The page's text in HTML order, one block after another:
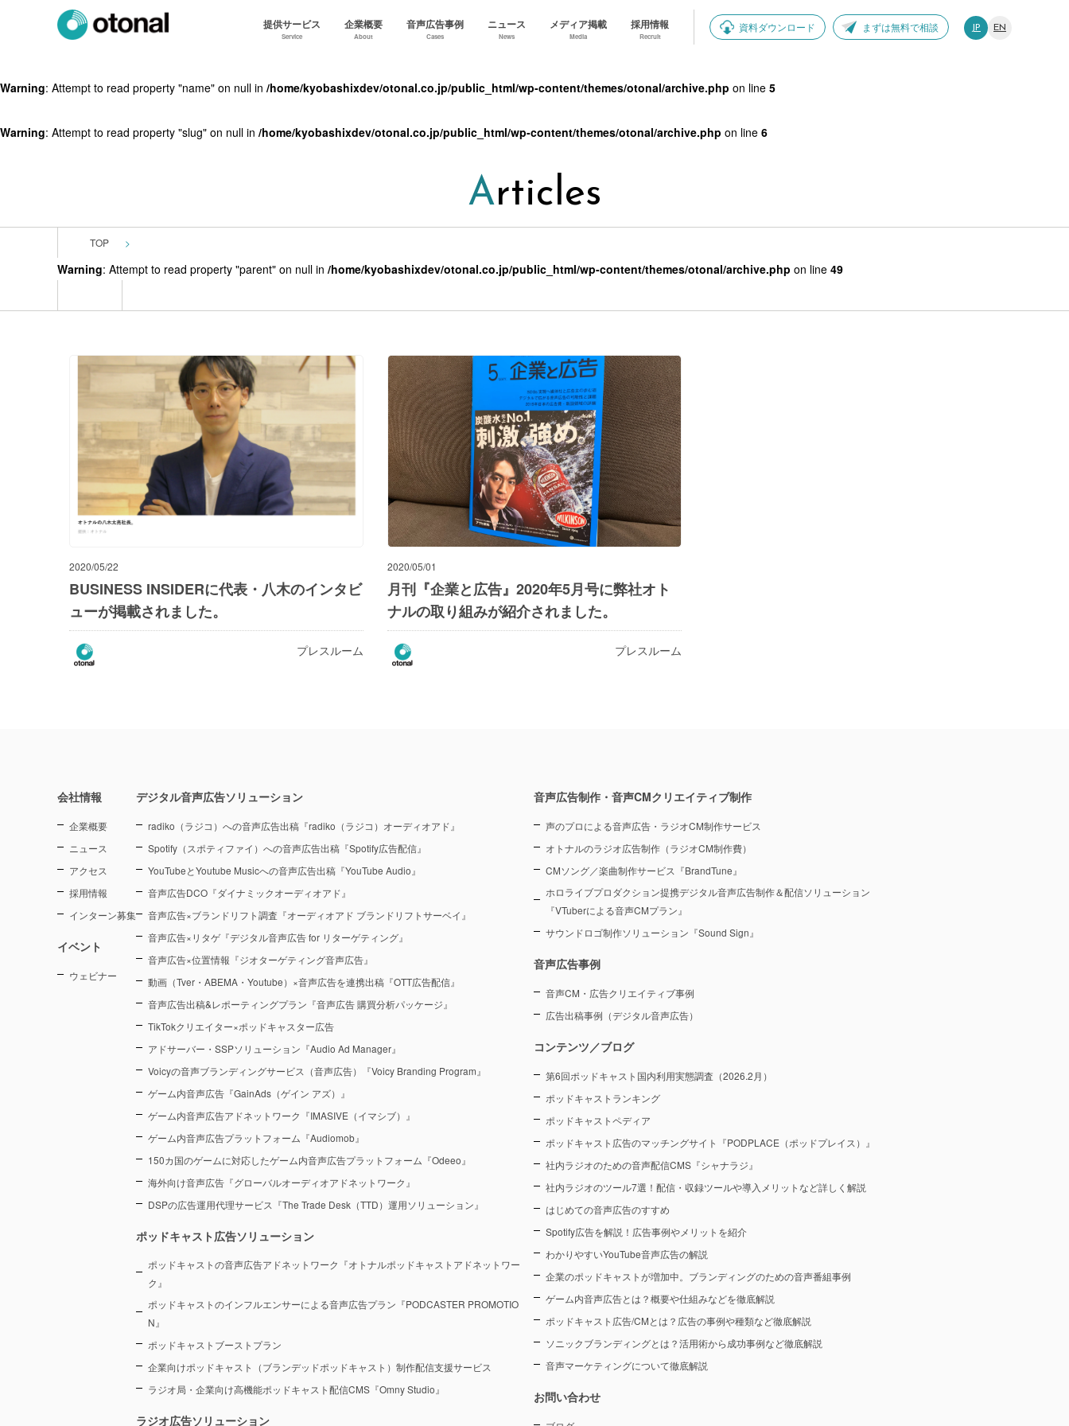
提供サービス
Service
企業概要
About
音声広告事例
Cases
ニュース
News
メディア掲載
Media
採用情報
Recruit
資料ダウンロード まずは無料で相談 JP EN
Warning: Attempt to read property "name" on null in /home/kyobashixdev/otonal.co.jp/public_html/wp-content/themes/otonal/archive.php on line 5
Warning: Attempt to read property "slug" on null in /home/kyobashixdev/otonal.co.jp/public_html/wp-content/themes/otonal/archive.php on line 6
Articles
TOP
Warning: Attempt to read property "parent" on null in /home/kyobashixdev/otonal.co.jp/public_html/wp-content/themes/otonal/archive.php on line 49
2020/05/22
BUSINESS INSIDERに代表・八木のインタビ
ューが掲載されました。
プレスルーム
2020/05/01
月刊『企業と広告』2020年5月号に弊社オト
ナルの取り組みが紹介されました。
プレスルーム
会社情報
企業概要
ニュース
アクセス
採用情報
インターン募集
イベント
ウェビナー
デジタル音声広告ソリューション
radiko（ラジコ）への音声広告出稿『radiko（ラジコ）オーディオアド』
Spotify（スポティファイ）への音声広告出稿『Spotify広告配信』
YouTubeとYoutube Musicへの音声広告出稿『YouTube Audio』
音声広告DCO『ダイナミックオーディオアド』
音声広告×ブランドリフト調査『オーディオアド ブランドリフトサーベイ』
音声広告×リタゲ『デジタル音声広告 for リターゲティング』
音声広告×位置情報『ジオターゲティング音声広告』
動画（Tver・ABEMA・Youtube）×音声広告を連携出稿『OTT広告配信』
音声広告出稿&レポーティングプラン『音声広告 購買分析パッケージ』
TikTokクリエイター×ポッドキャスター広告
アドサーバー・SSPソリューション『Audio Ad Manager』
Voicyの音声ブランディングサービス（音声広告）『Voicy Branding Program』
ゲーム内音声広告『GainAds（ゲイン アズ）』
ゲーム内音声広告アドネットワーク『IMASIVE（イマシブ）』
ゲーム内音声広告プラットフォーム『Audiomob』
150カ国のゲームに対応したゲーム内音声広告プラットフォーム『Odeeo』
海外向け音声広告『グローバルオーディオアドネットワーク』
DSPの広告運用代理サービス『The Trade Desk（TTD）運用ソリューション』
ポッドキャスト広告ソリューション
ポッドキャストの音声広告アドネットワーク『オトナルポッドキャストアドネットワー
ク』
ポッドキャストのインフルエンサーによる音声広告プラン『PODCASTER PROMOTIO
N』
ポッドキャストブーストプラン
企業向けポッドキャスト（ブランデッドポッドキャスト）制作配信支援サービス
ラジオ局・企業向け高機能ポッドキャスト配信CMS『Omny Studio』
ラジオ広告ソリューション
音声広告制作・音声CMクリエイティブ制作
声のプロによる音声広告・ラジオCM制作サービス
オトナルのラジオ広告制作（ラジオCM制作費）
CMソング／楽曲制作サービス『BrandTune』
ホロライブプロダクション提携デジタル音声広告制作＆配信ソリューション
『VTuberによる音声CMプラン』
サウンドロゴ制作ソリューション『Sound Sign』
音声広告事例
音声CM・広告クリエイティブ事例
広告出稿事例（デジタル音声広告）
コンテンツ／ブログ
第6回ポッドキャスト国内利用実態調査（2026.2月）
ポッドキャストランキング
ポッドキャストペディア
ポッドキャスト広告のマッチングサイト『PODPLACE（ポッドプレイス）』
社内ラジオのための音声配信CMS『シャナラジ』
社内ラジオのツール7選！配信・収録ツールや導入メリットなど詳しく解説
はじめての音声広告のすすめ
Spotify広告を解説！広告事例やメリットを紹介
わかりやすいYouTube音声広告の解説
企業のポッドキャストが増加中。ブランディングのための音声番組事例
ゲーム内音声広告とは？概要や仕組みなどを徹底解説
ポッドキャスト広告/CMとは？広告の事例や種類など徹底解説
ソニックブランディングとは？活用術から成功事例など徹底解説
音声マーケティングについて徹底解説
お問い合わせ